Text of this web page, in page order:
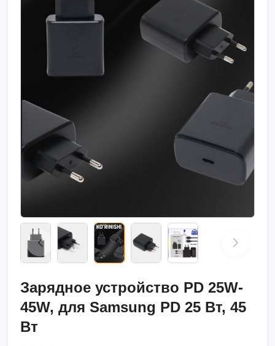
Зарядное устройство PD 25W-
45W, для Samsung PD 25 Вт, 45
Вт